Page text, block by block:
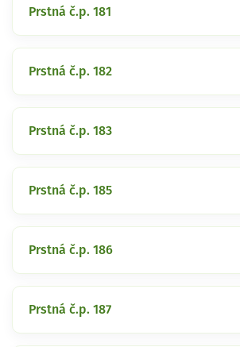
Prstná č.p. 181
Prstná č.p. 182
Prstná č.p. 183
Prstná č.p. 185
Prstná č.p. 186
Prstná č.p. 187